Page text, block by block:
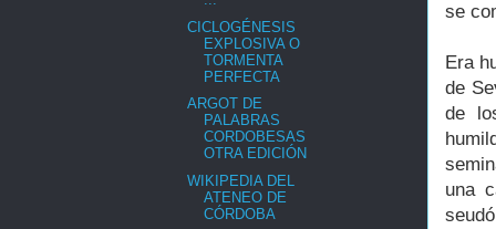
se
Era
de
de
una
CICLOGÉNESIS
EXPLOSIVA O
TORMENTA
PERFECTA
ARGOT DE
PALABRAS
CORDOBESAS
OTRA EDICIÓN
WIKIPEDIA DEL
ATENEO DE
CÓRDOBA